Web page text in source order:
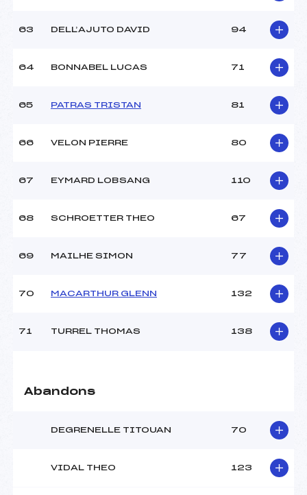
63 DELL’AJUTO DAVID 94
64 BONNABEL LUCAS 71
65 PATRAS TRISTAN 81
66 VELON PIERRE 80
67 EYMARD LOBSANG 110
68 SCHROETTER THEO 67
69 MAILHE SIMON 77
70 MACARTHUR GLENN 132
71 TURREL THOMAS 138
Abandons
DEGRENELLE TITOUAN 70
VIDAL THEO 123